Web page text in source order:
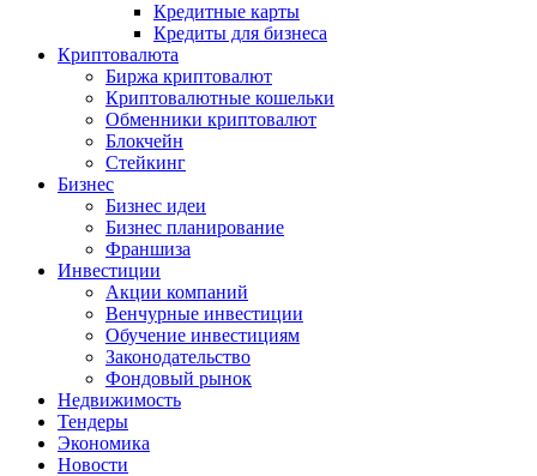
Кредитные карты
Кредиты для бизнеса
Криптовалюта
Биржа криптовалют
Криптовалютные кошельки
Обменники криптовалют
Блокчейн
Стейкинг
Бизнес
Бизнес идеи
Бизнес планирование
Франшиза
Инвестиции
Акции компаний
Венчурные инвестиции
Обучение инвестициям
Законодательство
Фондовый рынок
Недвижимость
Тендеры
Экономика
Новости